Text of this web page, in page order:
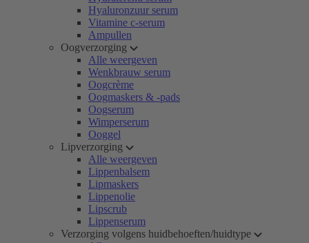
Hyaluronzuur serum
Vitamine c-serum
Ampullen
Oogverzorging
Alle weergeven
Wenkbrauw serum
Oogcrème
Oogmaskers & -pads
Oogserum
Wimperserum
Ooggel
Lipverzorging
Alle weergeven
Lippenbalsem
Lipmaskers
Lippenolie
Lipscrub
Lippenserum
Verzorging volgens huidbehoeften/huidtype